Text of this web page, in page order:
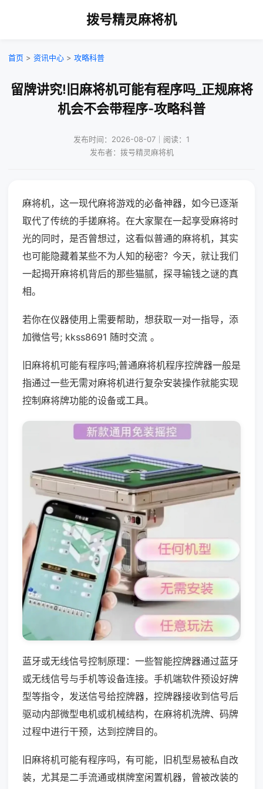
拨号精灵麻将机
首页 > 资讯中心 > 攻略科普
留牌讲究!旧麻将机可能有程序吗_正规麻将
机会不会带程序-攻略科普
发布时间：2026-08-07｜阅读：1
发布者：拨号精灵麻将机
麻将机，这一现代麻将游戏的必备神器，如今已逐渐
取代了传统的手搓麻将。在大家聚在一起享受麻将时
光的同时，是否曾想过，这看似普通的麻将机，其实
也可能隐藏着某些不为人知的秘密？今天，就让我们
一起揭开麻将机背后的那些猫腻，探寻输钱之谜的真
相。
若你在仪器使用上需要帮助，想获取一对一指导，添
加微信号; kkss8691 随时交流 。
旧麻将机可能有程序吗;普通麻将机程序控牌器一般是
指通过一些无需对麻将机进行复杂安装操作就能实现
控制麻将牌功能的设备或工具。
蓝牙或无线信号控制原理：一些智能控牌器通过蓝牙
或无线信号与手机等设备连接。手机端软件预设好牌
型等指令，发送信号给控牌器，控牌器接收到信号后
驱动内部微型电机或机械结构，在麻将机洗牌、码牌
过程中进行干预，达到控牌目的。
旧麻将机可能有程序吗，有可能，旧机型易被私自改
装，尤其是二手流通或棋牌室闲置机器，曾被改装的